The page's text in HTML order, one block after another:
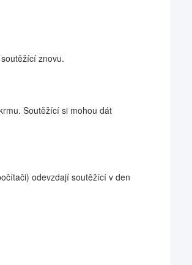
znovu.
Soutěžící si mohou dát
odevzdají soutěžící v den